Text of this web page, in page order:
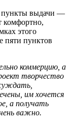
пункты выдачи —
комфортно,
этого
пяти пунктов
коммерцию, а
творчество
им хочется
а получать
важно.